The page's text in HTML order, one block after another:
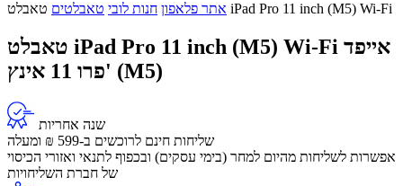
אתר פלאפון חנות לובי טאבלטים טאבלט iPad Pro 11 inch (M5) Wi-Fi
טאבלט iPad Pro 11 inch (M5) Wi-Fi אייפד
פרו 11 אינץ' (M5)
שנה אחריות
שליחות חינם לרוכשים ב-599 ₪ ומעלה
​אפשרות לשליחות מהיום למחר (בימי עסקים) ובכפוף לתנאי ואזורי הכיסוי
של חברת השליחויות